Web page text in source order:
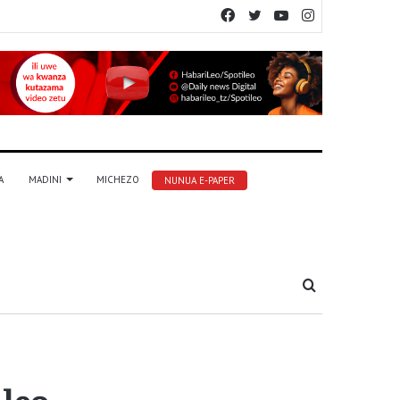
YouTube
Twitter
Facebook
MADINI MICHEZO NUNUA E-PAPER
Tafuta